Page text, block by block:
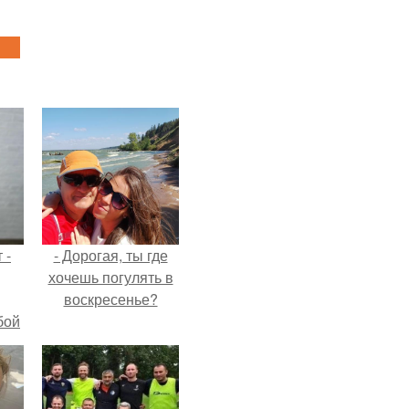
-
- Дорогая, ты где
хочешь погулять в
воскресенье?